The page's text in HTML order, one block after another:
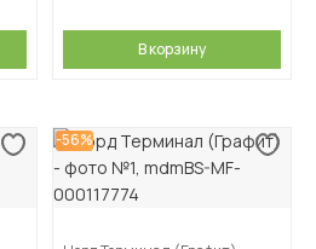
В корзину
-56%